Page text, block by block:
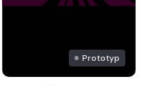
Prototyp